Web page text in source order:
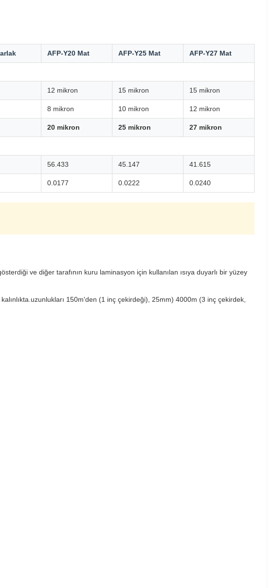
AFP-Y20 Mat AFP-Y25 Mat AFP-Y27 Mat
12 mikron 15 mikron 15 mikron
8 mikron 10 mikron 12 mikron
20 mikron 25 mikron 27 mikron
56.433 45.147 41.615
0.0177 0.0222 0.0240
ve diğer tarafının kuru laminasyon için kullanılan ısıya duyarlı bir yüzey
150m'den (1 inç çekirdeği), 25mm) 4000m (3 inç çekirdek,